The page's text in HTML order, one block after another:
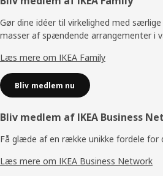
Gør dine idéer til virkelighed med
masser af spændende arrangementer i
Læs mere om IKEA Family
Bliv medlem nu
Bliv medlem af IKEA Business
Få glæde af en række unikke fordele for
Læs mere om IKEA Business Network